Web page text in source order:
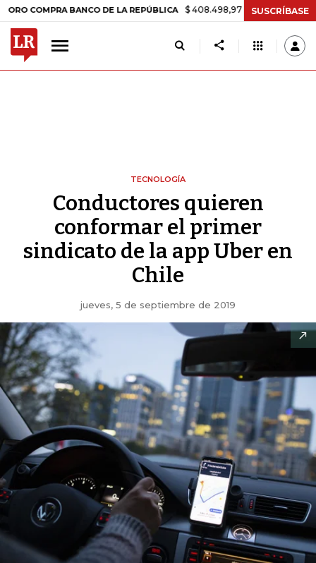
BANCO DE LA REPÚBLICA $ 408.498,97 +$ 8.753,81 +2,19%
SUSCRÍBASE
TECNOLOGÍA
Conductores quieren
conformar el primer
sindicato de la app Uber en
Chile
jueves, 5 de septiembre de 2019